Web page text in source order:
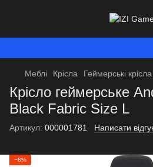
Меблі Крісла Геймерські крісла
Крісло геймерське
Black Fabric Size L
Артикул: 000001781 Написати
−8%